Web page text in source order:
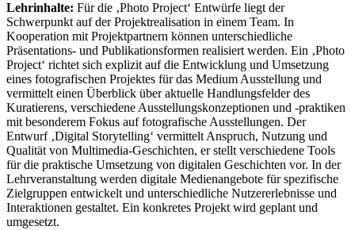
Lehrinhalte: Für die ‚Photo Project‘ Entwürfe liegt der
Schwerpunkt auf der Projektrealisation in einem Team. In
Kooperation mit Projektpartnern können unterschiedliche
Präsentations- und Publikationsformen realisiert werden. Ein ‚Photo
Project‘ richtet sich explizit auf die Entwicklung und Umsetzung
eines fotografischen Projektes für das Medium Ausstellung und
vermittelt einen Überblick über aktuelle Handlungsfelder des
Kuratierens, verschiedene Ausstellungskonzeptionen und -praktiken
mit besonderem Fokus auf fotografische Ausstellungen. Der
Entwurf ‚Digital Storytelling‘ vermittelt Anspruch, Nutzung und
Qualität von Multimedia-Geschichten, er stellt verschiedene Tools
für die praktische Umsetzung von digitalen Geschichten vor. In der
Lehrveranstaltung werden digitale Medienangebote für spezifische
Zielgruppen entwickelt und unterschiedliche Nutzererlebnisse und
Interaktionen gestaltet. Ein konkretes Projekt wird geplant und
umgesetzt.